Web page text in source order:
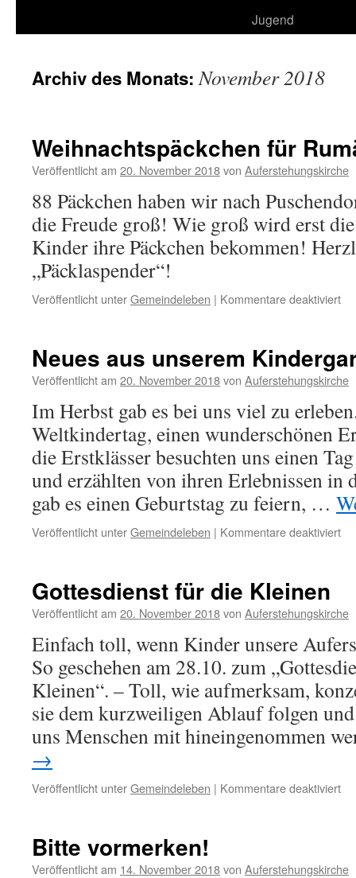
Jugend
Archiv des Monats:November 2018
Weihnachtspäckchen für
Veröffentlicht am 20. November 2018von Auferstehungskirche
88 Päckchen haben wir nach
die Freude groß! Wie groß wird erst
Kinder ihre Päckchen bekommen!
„Päcklaspender“!
Veröffentlicht unterGemeindeleben | Kommentare deaktiviertfür
Neues aus unserem
Veröffentlicht am 20. November 2018von Auferstehungskirche
Im Herbst gab es bei uns viel zu
Weltkindertag, einen wunderschönen
die Erstklässer besuchten uns einen
und erzählten von ihren Erlebnissen in
gab es einen Geburtstag zu feiern, …
Veröffentlicht unterGemeindeleben | Kommentare deaktiviertfür
Gottesdienst für die Kleinen
Veröffentlicht am 20. November 2018von Auferstehungskirche
Einfach toll, wenn Kinder unsere
So geschehen am 28.10. zum
Kleinen“. – Toll, wie aufmerksam,
sie dem kurzweiligen Ablauf folgen
uns Menschen mit hineingenommen
→
Veröffentlicht unterGemeindeleben | Kommentare deaktiviertfür
Bitte vormerken!
Veröffentlicht am 14. November 2018von Auferstehungskirche